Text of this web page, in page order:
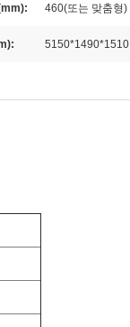
460(또는 맞춤형)
5150*1490*1510